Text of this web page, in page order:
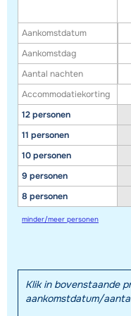
Aankomstdatum
Aankomstdag
Aantal nachten
Accommodatiekorting
12 personen
11 personen
10 personen
9 personen
8 personen
minder/meer personen
Klik in bovenstaande
aankomstdatum/